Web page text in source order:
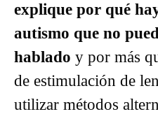
explique por qué
autismo que no
hablado y por más
de estimulación de
utilizar métodos